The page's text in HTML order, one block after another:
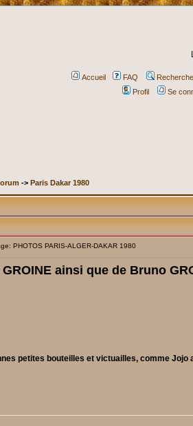
Accueil FAQ
Profil
Se
-> Paris Dakar 1980
PHOTOS PARIS-ALGER-DAKAR 1980
ainsi que de Bruno
petites bouteilles et victuailles, comme Jojo